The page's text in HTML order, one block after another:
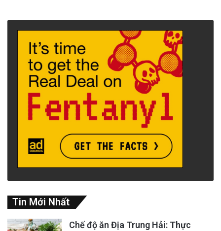
The post HỌC KHU WESTMINSTER TỔ CHỨC
LỄ TRAO GIẢI THƯỞNG NHỮNG HỌC SINH
THẮNG GIẢI CUỘC THI HỘI HỌA ‘CÁI GIÁ CỦA
TỰ DO’appeared first on SBTN.
Tin Từ SBTNRead More
Tin Mới Nhất
Chế độ ăn Địa Trung Hải: Thực